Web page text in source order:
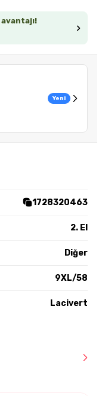
Yeni
1728320463
2. El
Diğer
9XL/58
Lacivert